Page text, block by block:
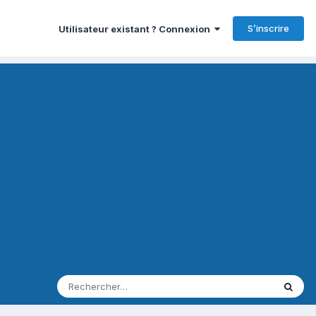
Utilisateur existant ? Connexion S’inscrire